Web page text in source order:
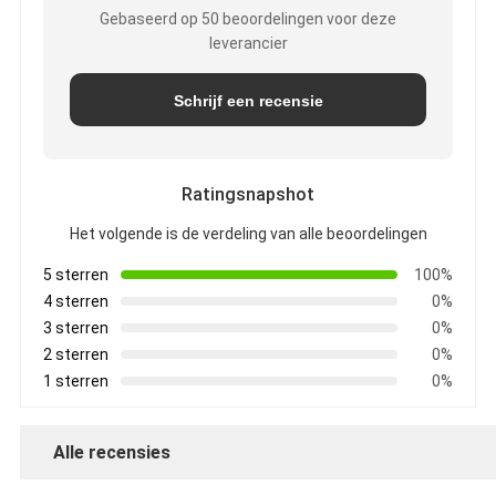
Gebaseerd op 50 beoordelingen voor deze
leverancier
Schrijf een recensie
Ratingsnapshot
Het volgende is de verdeling van alle beoordelingen
5 sterren
100%
4 sterren
0%
3 sterren
0%
2 sterren
0%
1 sterren
0%
Alle recensies